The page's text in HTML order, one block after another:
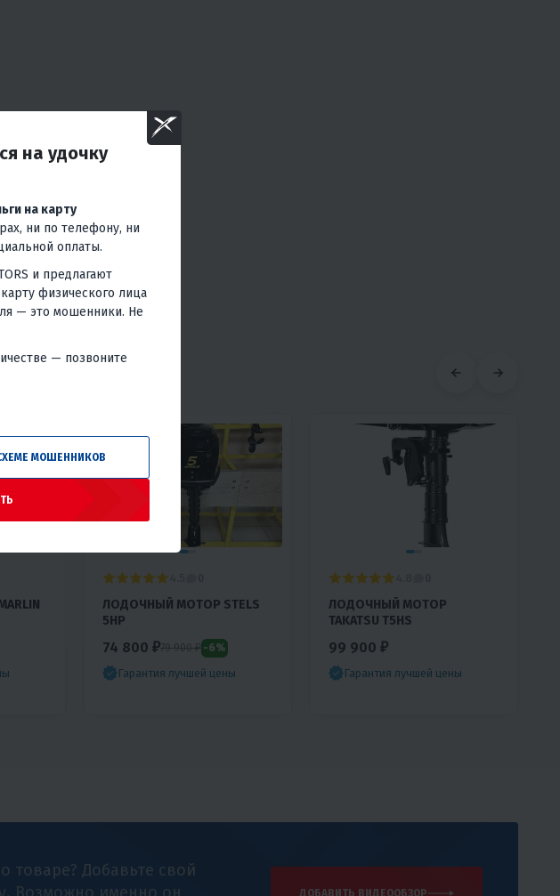
ЛОДОЧНЫЙ МОТОР STELS
5HP
74 800 ₽79 900 ₽ -6%
Гарантия лучшей цены
ЛОДОЧНЫЙ МОТОР
TAKATSU T5HS
99 900 ₽
Гарантия лучшей цены
товаре? Добавьте свой
ДОБАВИТЬ ВИДЕООБЗОР
на удочку
на карту
ни по телефону, ни
оплаты.
и предлагают
физического лица
— это мошенники. Не
— позвоните
МОШЕННИКОВ